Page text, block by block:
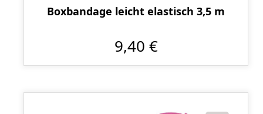
Boxbandage leicht elastisch 3,5 m
9,40 €